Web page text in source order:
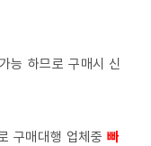
능 하므로 구매시 신
구매대행 업체중빠